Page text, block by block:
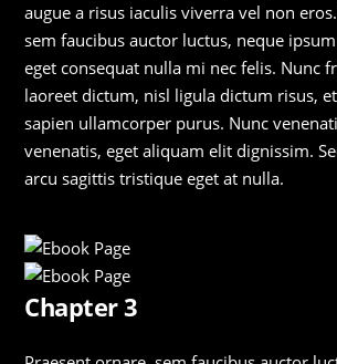
augue a risus iaculis viverra vel non
sem faucibus auctor luctus, neque
eget consequat nulla mi nec felis. Nunc
laoreet dictum, nisl ligula dictum risus,
sapien ullamcorper purus. Nunc
venenatis, eget aliquam elit dignissim.
arcu sagittis tristique eget at nulla.
Chapter 3